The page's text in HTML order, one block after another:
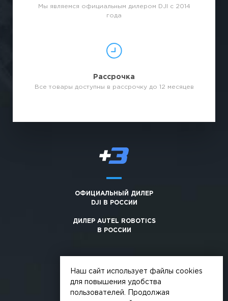
Мы являемся официальным дилером DJI с 2014
года
Рассрочка
Все товары доступны в рассрочку до 12 месяцев
ОФИЦИАЛЬНЫЙ ДИЛЕР
DJI В РОССИИ
ДИЛЕР AUTEL ROBOTICS
В РОССИИ
Наш сайт использует файлы cookies
для повышения удобства
пользователей. Продолжая